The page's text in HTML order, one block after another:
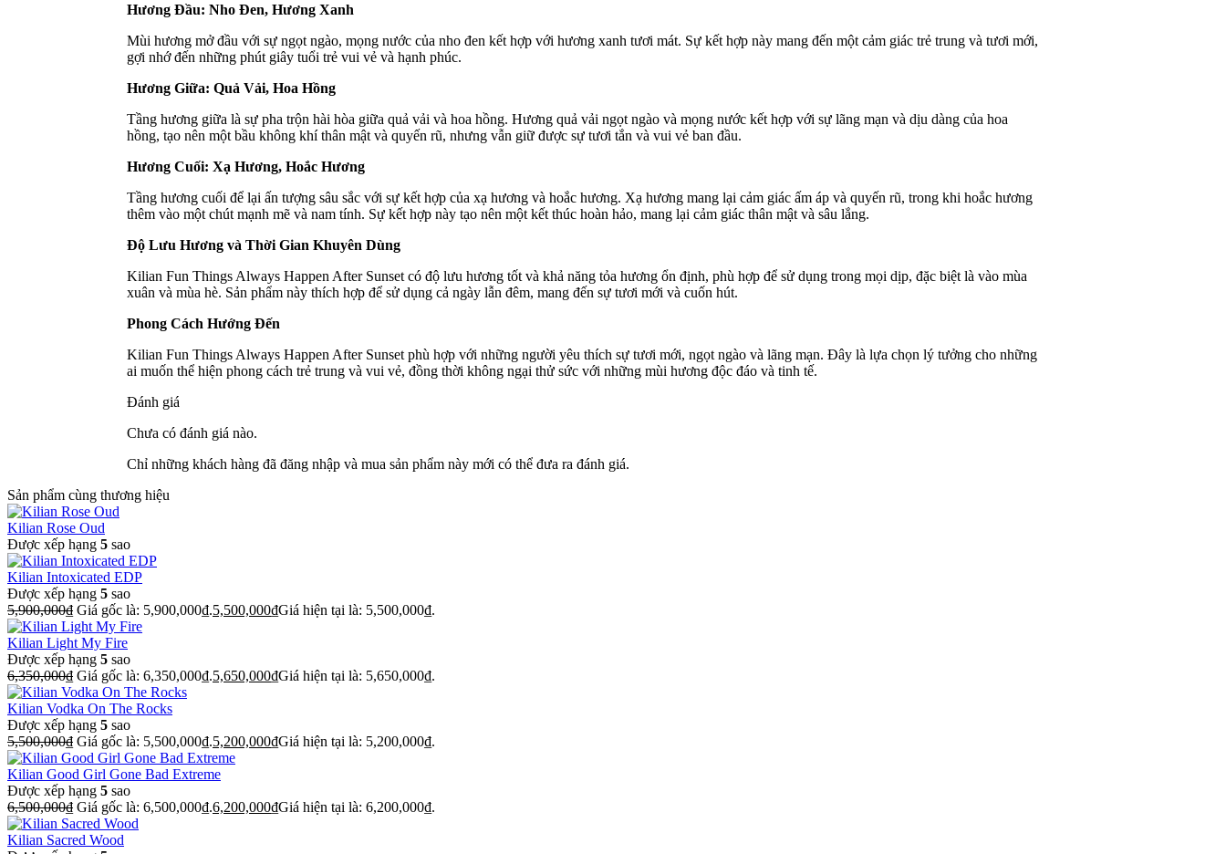
Hương Đầu: Nho Đen, Hương Xanh
Mùi hương mở đầu với sự ngọt ngào, mọng nước của nho đen kết hợp với hương xanh tươi mát. Sự kết hợp này mang đến một cảm giác trẻ trung và tươi mới,
gợi nhớ đến những phút giây tuổi trẻ vui vẻ và hạnh phúc.
Hương Giữa: Quả Vải, Hoa Hồng
Tầng hương giữa là sự pha trộn hài hòa giữa quả vải và hoa hồng. Hương quả vải ngọt ngào và mọng nước kết hợp với sự lãng mạn và dịu dàng của hoa
hồng, tạo nên một bầu không khí thân mật và quyến rũ, nhưng vẫn giữ được sự tươi tắn và vui vẻ ban đầu.
Hương Cuối: Xạ Hương, Hoắc Hương
Tầng hương cuối để lại ấn tượng sâu sắc với sự kết hợp của xạ hương và hoắc hương. Xạ hương mang lại cảm giác ấm áp và quyến rũ, trong khi hoắc hương
thêm vào một chút mạnh mẽ và nam tính. Sự kết hợp này tạo nên một kết thúc hoàn hảo, mang lại cảm giác thân mật và sâu lắng.
Độ Lưu Hương và Thời Gian Khuyên Dùng
Kilian Fun Things Always Happen After Sunset có độ lưu hương tốt và khả năng tỏa hương ổn định, phù hợp để sử dụng trong mọi dịp, đặc biệt là vào mùa
xuân và mùa hè. Sản phẩm này thích hợp để sử dụng cả ngày lẫn đêm, mang đến sự tươi mới và cuốn hút.
Phong Cách Hướng Đến
Kilian Fun Things Always Happen After Sunset phù hợp với những người yêu thích sự tươi mới, ngọt ngào và lãng mạn. Đây là lựa chọn lý tưởng cho những
ai muốn thể hiện phong cách trẻ trung và vui vẻ, đồng thời không ngại thử sức với những mùi hương độc đáo và tinh tế.
Đánh giá
Chưa có đánh giá nào.
Chỉ những khách hàng đã đăng nhập và mua sản phẩm này mới có thể đưa ra đánh giá.
Sản phẩm cùng thương hiệu
Kilian Rose Oud
Được xếp hạng 5 sao
Kilian Intoxicated EDP
Được xếp hạng 5 sao
5,900,000₫ Giá gốc là: 5,900,000₫.5,500,000₫Giá hiện tại là: 5,500,000₫.
Kilian Light My Fire
Được xếp hạng 5 sao
6,350,000₫ Giá gốc là: 6,350,000₫.5,650,000₫Giá hiện tại là: 5,650,000₫.
Kilian Vodka On The Rocks
Được xếp hạng 5 sao
5,500,000₫ Giá gốc là: 5,500,000₫.5,200,000₫Giá hiện tại là: 5,200,000₫.
Kilian Good Girl Gone Bad Extreme
Được xếp hạng 5 sao
6,500,000₫ Giá gốc là: 6,500,000₫.6,200,000₫Giá hiện tại là: 6,200,000₫.
Kilian Sacred Wood